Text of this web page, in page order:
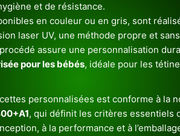
et de résistance.
en couleur ou en gris, sont
laser UV, une méthode propre et
assure une personnalisation
pour les bébés, idéale pour les
personnalisées est conforme à la
, qui définit les critères essentiels
à la performance et à